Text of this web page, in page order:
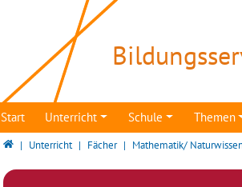
Start Unterricht Schule Themen
Bildungsserver Berlin - Brandenburg
Unterricht Fächer Mathematik/